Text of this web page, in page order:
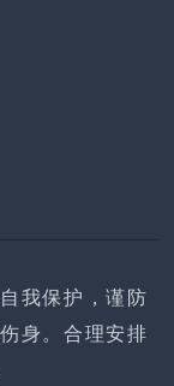
我保护，谨防
身。合理安排